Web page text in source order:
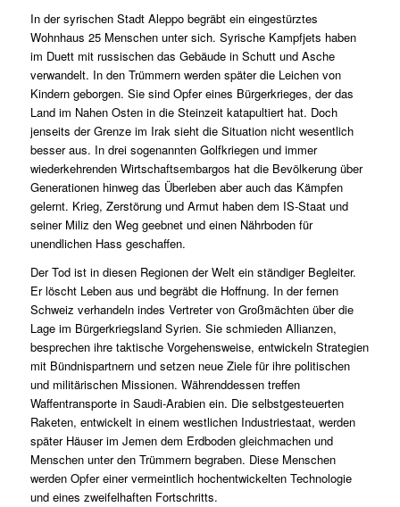
In der syrischen Stadt Aleppo begräbt ein eingestürztes
Wohnhaus 25 Menschen unter sich. Syrische Kampfjets haben
im Duett mit russischen das Gebäude in Schutt und Asche
verwandelt. In den Trümmern werden später die Leichen von
Kindern geborgen. Sie sind Opfer eines Bürgerkrieges, der das
Land im Nahen Osten in die Steinzeit katapultiert hat. Doch
jenseits der Grenze im Irak sieht die Situation nicht wesentlich
besser aus. In drei sogenannten Golfkriegen und immer
wiederkehrenden Wirtschaftsembargos hat die Bevölkerung über
Generationen hinweg das Überleben aber auch das Kämpfen
gelernt. Krieg, Zerstörung und Armut haben dem IS-Staat und
seiner Miliz den Weg geebnet und einen Nährboden für
unendlichen Hass geschaffen.
Der Tod ist in diesen Regionen der Welt ein ständiger Begleiter.
Er löscht Leben aus und begräbt die Hoffnung. In der fernen
Schweiz verhandeln indes Vertreter von Großmächten über die
Lage im Bürgerkriegsland Syrien. Sie schmieden Allianzen,
besprechen ihre taktische Vorgehensweise, entwickeln Strategien
mit Bündnispartnern und setzen neue Ziele für ihre politischen
und militärischen Missionen. Währenddessen treffen
Waffentransporte in Saudi-Arabien ein. Die selbstgesteuerten
Raketen, entwickelt in einem westlichen Industriestaat, werden
später Häuser im Jemen dem Erdboden gleichmachen und
Menschen unter den Trümmern begraben. Diese Menschen
werden Opfer einer vermeintlich hochentwickelten Technologie
und eines zweifelhaften Fortschritts.